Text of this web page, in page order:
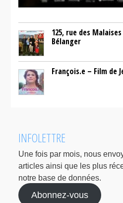
125, rue des
Bélanger
François.e – Film de
INFOLETTRE
Une fois par mois, nous
articles ainsi que les plus
notre base de données.
Abonnez-vous